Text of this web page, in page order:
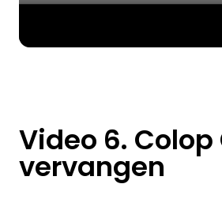
Video 6.
vervangen